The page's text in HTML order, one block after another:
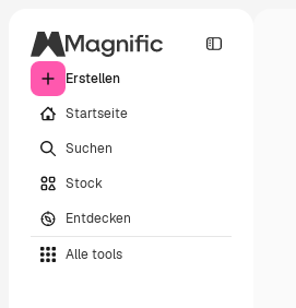
Erstellen
Startseite
Suchen
Stock
Entdecken
Alle tools